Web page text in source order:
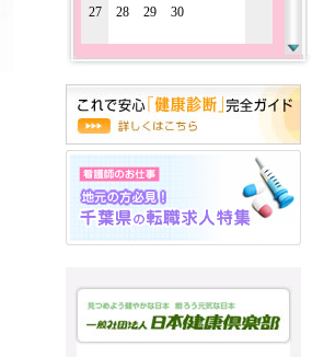
27
28 29 30